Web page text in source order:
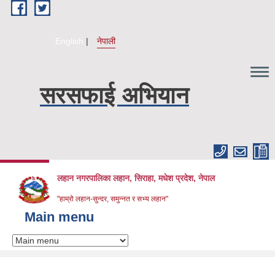
Skip to main content
English नेपाली
सरसफाई अभियान
लहान नगरपालिका लहान, सिराहा, मधेश प्रदेश, नेपाल
"हाम्रो लहान-सुन्दर, समुन्नत र सभ्य लहान"
Main menu